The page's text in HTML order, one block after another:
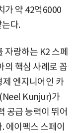
가 약 42억6000
다.
랑하는 K2 스페
의 핵심 사례로 꼽
엔지니어인 카
Kunjur)가
공급 능력이 뛰어
에이펙스 스페이